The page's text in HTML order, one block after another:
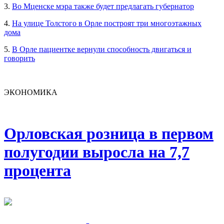
3. Во Мценске мэра также будет предлагать губернатор
4. На улице Толстого в Орле построят три многоэтажных
дома
5. В Орле пациентке вернули способность двигаться и
говорить
ЭКОНОМИКА
Орловская розница в первом
полугодии выросла на 7,7
процента